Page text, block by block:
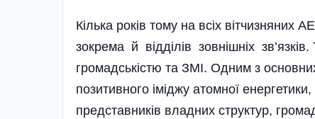
Кілька років тому на всіх вітчизняних
зокрема й відділів зовнішніх
громадськістю та ЗМІ. Одним з
позитивного іміджу атомної
представників владних структур,